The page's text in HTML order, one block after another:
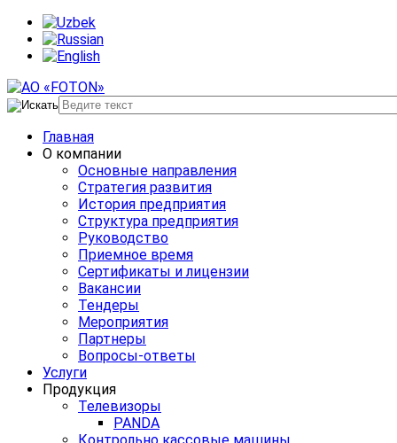
Главная
О компании
Основные направления
Стратегия развития
История предприятия
Структура предприятия
Руководство
Приемное время
Сертификаты и лицензии
Вакансии
Тендеры
Мероприятия
Партнеры
Вопросы-ответы
Услуги
Продукция
Телевизоры
PANDA